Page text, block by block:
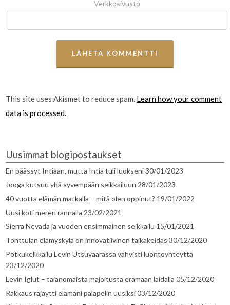
Verkkosivusto
This site uses Akismet to reduce spam. Learn how your comment
data is processed.
Uusimmat blogipostaukset
En päässyt Intiaan, mutta Intia tuli luokseni30/01/2023
Jooga kutsuu yhä syvempään seikkailuun 28/01/2023
40 vuotta elämän matkalla – mitä olen oppinut? 19/01/2022
Uusi koti meren rannalla 23/02/2021
Sierra Nevada ja vuoden ensimmäinen seikkailu 15/01/2021
Tonttulan elämyskylä on innovatiivinen taikakeidas 30/12/2020
Potkukelkkailu Levin Utsuvaarassa vahvisti luontoyhteyttä
23/12/2020
Levin Iglut – taianomaista majoitusta erämaan laidalla 05/12/2020
Rakkaus räjäytti elämäni palapelin uusiksi03/12/2020